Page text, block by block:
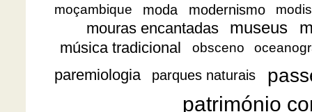
moçambique moda modernismo
mouras encantadas museus
música tradicional obsceno
paremiologia parques naturais
património